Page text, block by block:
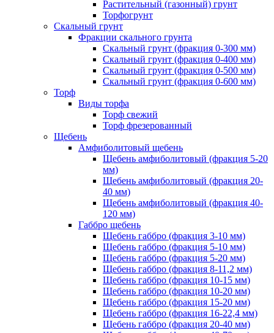
Растительный (газонный) грунт
Торфогрунт
Скальный грунт
Фракции скального грунта
Скальный грунт (фракция 0-300 мм)
Скальный грунт (фракция 0-400 мм)
Скальный грунт (фракция 0-500 мм)
Скальный грунт (фракция 0-600 мм)
Торф
Виды торфа
Торф свежий
Торф фрезерованный
Щебень
Амфиболитовый щебень
Щебень амфиболитовый (фракция 5-20
мм)
Щебень амфиболитовый (фракция 20-
40 мм)
Щебень амфиболитовый (фракция 40-
120 мм)
Габбро щебень
Щебень габбро (фракция 3-10 мм)
Щебень габбро (фракция 5-10 мм)
Щебень габбро (фракция 5-20 мм)
Щебень габбро (фракция 8-11,2 мм)
Щебень габбро (фракция 10-15 мм)
Щебень габбро (фракция 10-20 мм)
Щебень габбро (фракция 15-20 мм)
Щебень габбро (фракция 16-22,4 мм)
Щебень габбро (фракция 20-40 мм)